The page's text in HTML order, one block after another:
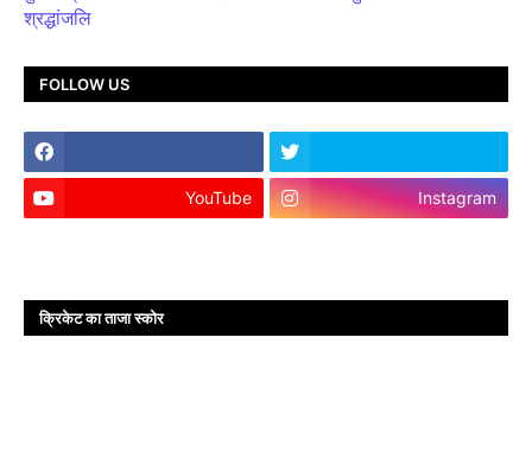
श्रद्धांजलि
FOLLOW US
YouTube Instagram
क्रिकेट का ताजा स्कोर